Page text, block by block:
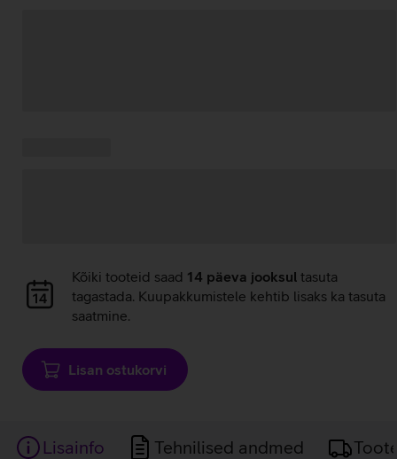
Andmete
laadimine
Kõiki tooteid saad 14 päeva jooksul tasuta
tagastada. Kuupakkumistele kehtib lisaks ka tasuta
saatmine.
Lisan ostukorvi
Lisainfo Tehnilised andmed